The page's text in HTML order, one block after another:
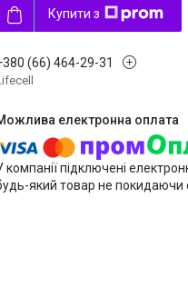
Купити з
(66) 464-29-31
компанії підключені
який товар не покидаючи